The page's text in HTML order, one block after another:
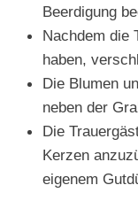
Beerdigung
Nachdem die
haben,
Die Blumen
neben der
Die
Kerzen
eigenem